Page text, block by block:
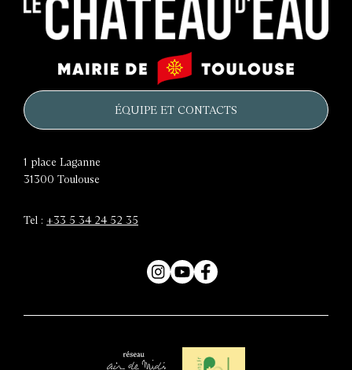
château
d'eau
Mairie
de
ÉQUIPE ET CONTACTS
1 place Laganne
31300 Toulouse
Tel : +33 5 34 24 52 35
Instagram
YouTubeFacebook